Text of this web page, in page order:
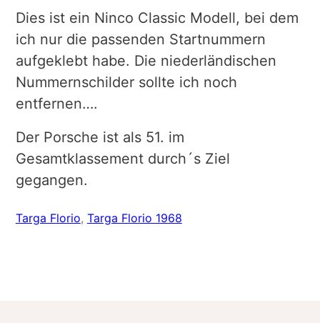
Dies ist ein Ninco Classic Modell, bei dem
ich nur die passenden Startnummern
aufgeklebt habe. Die niederländischen
Nummernschilder sollte ich noch
entfernen….
Der Porsche ist als 51. im
Gesamtklassement durch´s Ziel
gegangen.
Targa Florio, Targa Florio 1968